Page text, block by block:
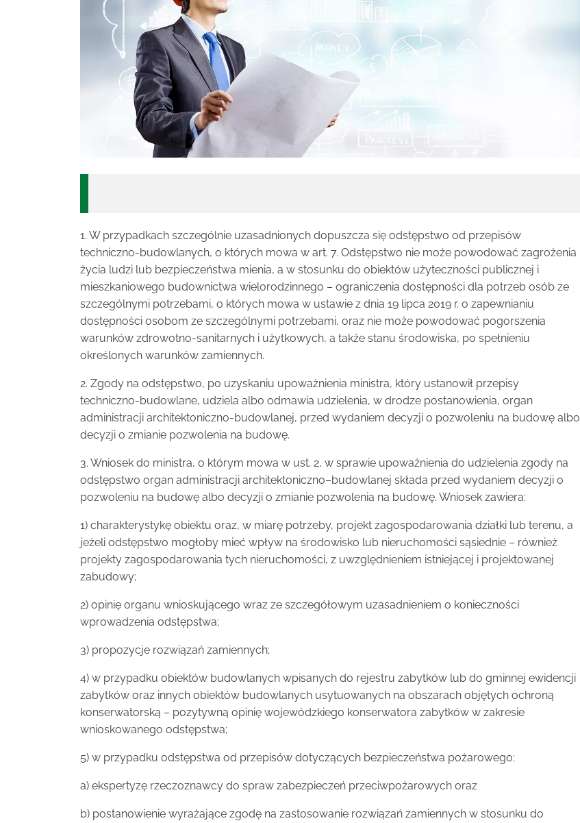
1. W przypadkach szczególnie uzasadnionych dopuszcza się odstępstwo od przepisów
techniczno-budowlanych, o których mowa w art. 7. Odstępstwo nie może powodować zagrożenia
życia ludzi lub bezpieczeństwa mienia, a w stosunku do obiektów użyteczności publicznej i
mieszkaniowego budownictwa wielorodzinnego – ograniczenia dostępności dla potrzeb osób ze
szczególnymi potrzebami, o których mowa w ustawie z dnia 19 lipca 2019 r. o zapewnianiu
dostępności osobom ze szczególnymi potrzebami, oraz nie może powodować pogorszenia
warunków zdrowotno-sanitarnych i użytkowych, a także stanu środowiska, po spełnieniu
określonych warunków zamiennych.
2. Zgody na odstępstwo, po uzyskaniu upoważnienia ministra, który ustanowił przepisy
techniczno-budowlane, udziela albo odmawia udzielenia, w drodze postanowienia, organ
administracji architektoniczno-budowlanej, przed wydaniem decyzji o pozwoleniu na budowę albo
decyzji o zmianie pozwolenia na budowę.
3. Wniosek do ministra, o którym mowa w ust. 2, w sprawie upoważnienia do udzielenia zgody na
odstępstwo organ administracji architektoniczno–budowlanej składa przed wydaniem decyzji o
pozwoleniu na budowę albo decyzji o zmianie pozwolenia na budowę. Wniosek zawiera:
1) charakterystykę obiektu oraz, w miarę potrzeby, projekt zagospodarowania działki lub terenu, a
jeżeli odstępstwo mogłoby mieć wpływ na środowisko lub nieruchomości sąsiednie – również
projekty zagospodarowania tych nieruchomości, z uwzględnieniem istniejącej i projektowanej
zabudowy;
2) opinię organu wnioskującego wraz ze szczegółowym uzasadnieniem o konieczności
wprowadzenia odstępstwa;
3) propozycje rozwiązań zamiennych;
4) w przypadku obiektów budowlanych wpisanych do rejestru zabytków lub do gminnej ewidencji
zabytków oraz innych obiektów budowlanych usytuowanych na obszarach objętych ochroną
konserwatorską – pozytywną opinię wojewódzkiego konserwatora zabytków w zakresie
wnioskowanego odstępstwa;
5) w przypadku odstępstwa od przepisów dotyczących bezpieczeństwa pożarowego:
a) ekspertyzę rzeczoznawcy do spraw zabezpieczeń przeciwpożarowych oraz
b) postanowienie wyrażające zgodę na zastosowanie rozwiązań zamiennych w stosunku do